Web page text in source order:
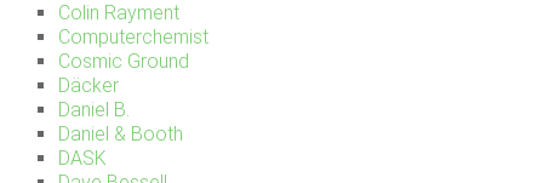
Colin Rayment
Computerchemist
Cosmic Ground
Däcker
Daniel B.
Daniel & Booth
DASK